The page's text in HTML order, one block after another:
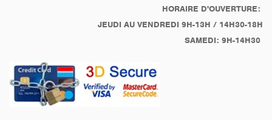
HORAIRE D'OUVERTURE:
JEUDI AU VENDREDI 9H-13H / 14H30-18H
SAMEDI: 9H-14H30